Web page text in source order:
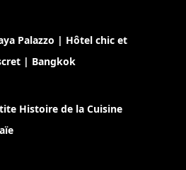
Palazzo | Hôtel chic et
| Bangkok
Histoire de la Cuisine